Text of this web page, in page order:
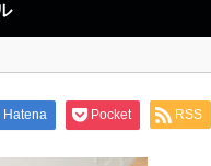
Hatena Pocket RSS